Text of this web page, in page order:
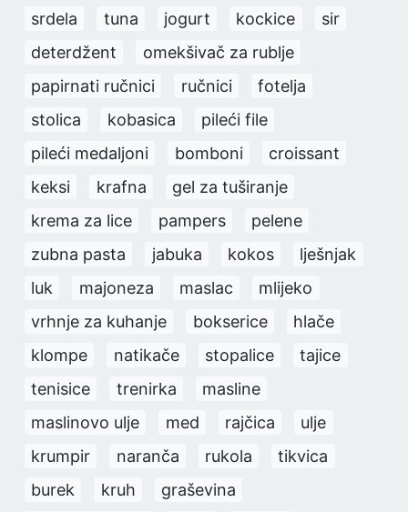
srdela
tuna jogurt kockice
sir
deterdžent
omekšivač za rublje
papirnati ručnici
ručnici
fotelja
stolica
kobasica
pileći file
pileći medaljoni
bomboni
croissant
keksi
krafna
gel za tuširanje
krema za lice
pampers
pelene
zubna pasta
jabuka kokos
lješnjak
luk
majoneza maslac
mlijeko
vrhnje za kuhanje
bokserice
hlače
klompe
natikače stopalice
tajice
tenisice
trenirka
masline
maslinovo ulje
med rajčica
ulje
krumpir
naranča rukola
tikvica
burek
kruh
graševina